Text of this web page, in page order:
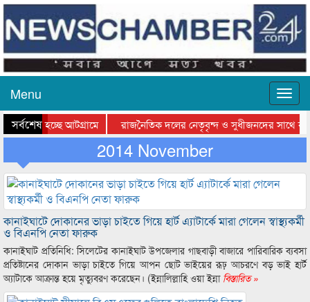
Menu
সর্বশেষহচ্ছে আটগ্রামে
রাজনৈতিক দলের নেতৃবৃন্দ ও সুধীজনদের সাথে
পুরস্কার বিতরণ সম্পন্ন
সিলেটে বাংলাদেশ গ্রুপ থিয়েটার ফেডারেশানের
2014 November
কানাইঘাটে দোকানের ভাড়া চাইতে গিয়ে হার্ট এ্যাটার্কে মারা গেলেন স্বাস্থ্যকর্মী
ও বিএনপি নেতা ফারুক
কানাইঘাট প্রতিনিধি: সিলেটের কানাইঘাট উপজেলার গাছবাড়ী বাজারে পারিবারিক ব্যবসা
প্রতিষ্টানের দোকান ভাড়া চাইতে গিয়ে আপন ছোট ভাইয়ের রূঢ় আচরণে বড় ভাই হার্ট
অ্যাটাকে আক্রান্ত হয়ে মৃত্যুবরণ করেছেন। (ইন্নালিল্লাহি ওয়া ইন্নাবিস্তারিত »